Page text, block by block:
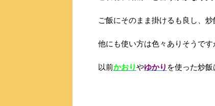
ご飯にそのまま掛けるも良し、
他にも使い方は色々ありそうです
以前かおりやゆかり を使った炒